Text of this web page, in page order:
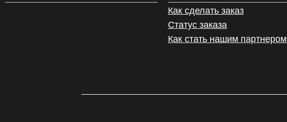
Как сделать заказ
Статус заказа
Как стать нашим партнером